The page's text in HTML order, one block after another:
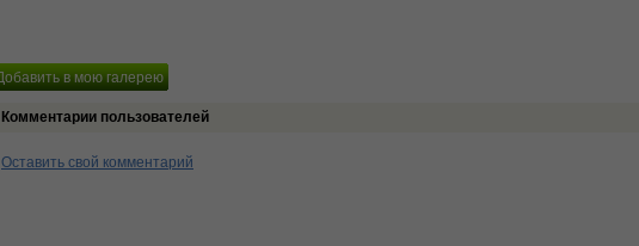
Комментарии пользователей
Оставить свой комментарий